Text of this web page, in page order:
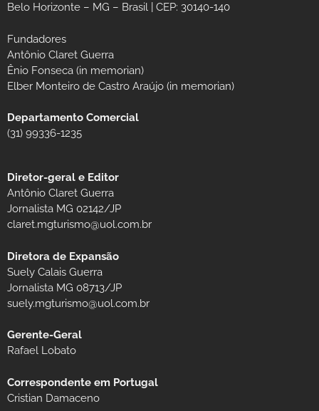
Belo Horizonte – MG – Brasil | CEP: 30140-140
Fundadores
Antônio Claret Guerra
Ênio Fonseca (in memorian)
Elber Monteiro de Castro Araújo (in memorian)
Departamento Comercial
(31) 99336-1235
Diretor-geral e Editor
Antônio Claret Guerra
Jornalista MG 02142/JP
claret.mgturismo@uol.com.br
Diretora de Expansão
Suely Calais Guerra
Jornalista MG 08713/JP
suely.mgturismo@uol.com.br
Gerente-Geral
Rafael Lobato
Correspondente em Portugal
Cristian Damaceno